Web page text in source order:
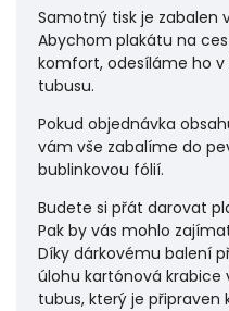
Samotný tisk je zabalen
Abychom plakátu na
komfort, odesíláme ho
tubusu.
Pokud objednávka
vám vše zabalíme do
bublinkovou fólií.
Budete si přát darovat
Pak by vás mohlo
Díky dárkovému balení
úlohu kartónová krabice
tubus, který je připraven